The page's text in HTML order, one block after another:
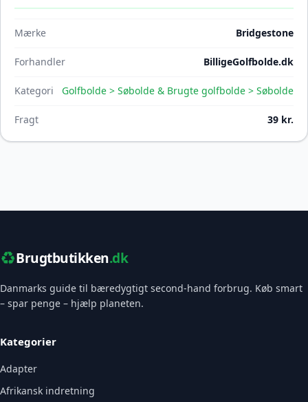
Mærke Bridgestone
Forhandler BilligeGolfbolde.dk
Kategori Golfbolde > Søbolde & Brugte golfbolde > Søbolde
Fragt 39 kr.
♻️Brugtbutikken.dk
Danmarks guide til bæredygtigt second-hand forbrug. Køb smart
– spar penge – hjælp planeten.
Kategorier
Adapter
Afrikansk indretning